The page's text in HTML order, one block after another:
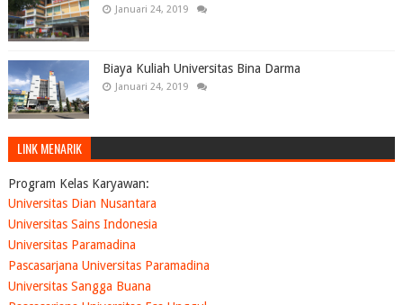
Januari 24, 2019
Biaya Kuliah Universitas Bina Darma
Januari 24, 2019
LINK MENARIK
Program Kelas Karyawan:
Universitas Dian Nusantara
Universitas Sains Indonesia
Universitas Paramadina
Pascasarjana Universitas Paramadina
Universitas Sangga Buana